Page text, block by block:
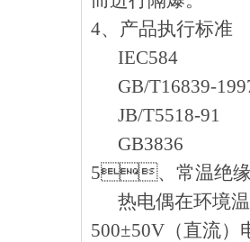
4、产品执行标准
IEC584
GB/T16839-
JB/T5518-91
GB3836
5、常温绝
热电偶在环境温
500±50V（直流）